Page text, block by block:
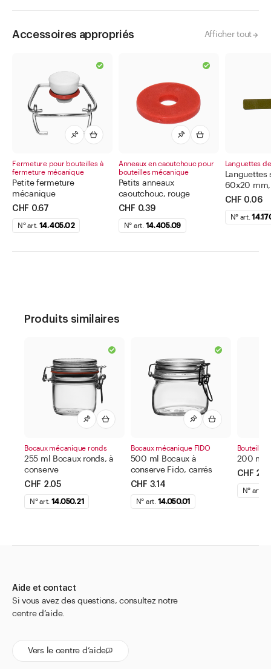
Accessoires appropriés Afficher tout
Fermeture pour bouteilles à
fermeture mécanique
Petite fermeture
mécanique
CHF 0.67
N° art. 14.405.02
Anneaux en caoutchouc pour
bouteilles mécanique
Petits anneaux
caoutchouc, rouge
CHF 0.39
N° art. 14.405.09
Languettes
60x20 mm,
CHF 0.06
N° art.
Produits similaires
Bocaux mécanique ronds
255 ml Bocaux ronds, à
conserve
CHF 2.05
N° art. 14.050.21
Bocaux mécanique FIDO
500 ml Bocaux à
conserve Fido, carrés
CHF 3.14
N° art. 14.050.01
Bouteilles
200 ml
CHF
N° art.
Aide et contact
Si vous avez des questions, consultez notre
centre d’aide.
Vers le centre d’aide